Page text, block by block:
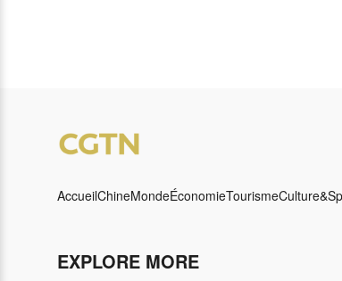
AccueilChineMondeÉconomieTourisme
EXPLORE MORE